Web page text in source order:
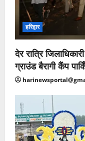
हरिद्वार
देर रात्रि
ग्राउंड बैरागी कैंप